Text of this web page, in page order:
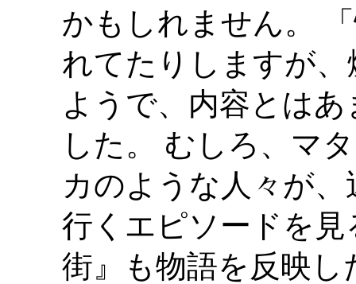
かもしれません。
れてたりしますが
ようで、内容とは
した。 むしろ、マ
カのような人々が
行くエピソードを
街』も物語を反映